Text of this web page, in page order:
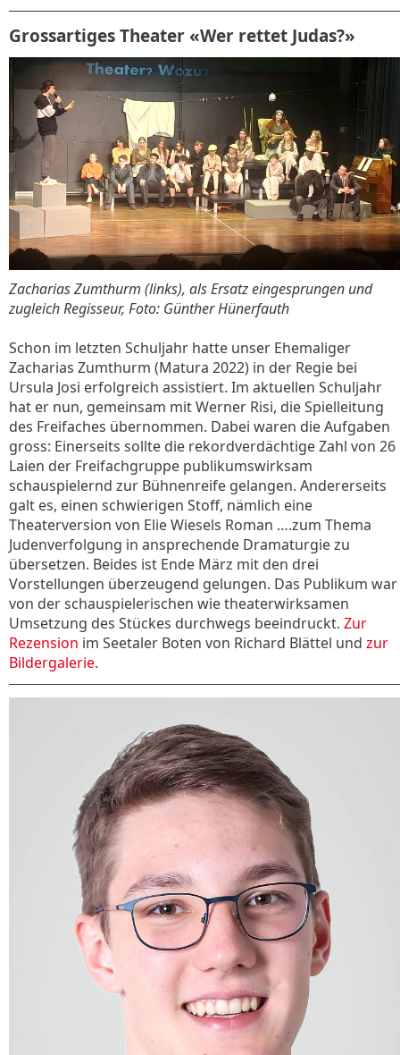
Grossartiges Theater «Wer rettet Judas?»
Zacharias Zumthurm (links), als Ersatz eingesprungen und
zugleich Regisseur, Foto: Günther Hünerfauth
Schon im letzten Schuljahr hatte unser Ehemaliger
Zacharias Zumthurm (Matura 2022) in der Regie bei
Ursula Josi erfolgreich assistiert. Im aktuellen Schuljahr
hat er nun, gemeinsam mit Werner Risi, die Spielleitung
des Freifaches übernommen. Dabei waren die Aufgaben
gross: Einerseits sollte die rekordverdächtige Zahl von 26
Laien der Freifachgruppe publikumswirksam
schauspielernd zur Bühnenreife gelangen. Andererseits
galt es, einen schwierigen Stoff, nämlich eine
Theaterversion von Elie Wiesels Roman ….zum Thema
Judenverfolgung in ansprechende Dramaturgie zu
übersetzen. Beides ist Ende März mit den drei
Vorstellungen überzeugend gelungen. Das Publikum war
von der schauspielerischen wie theaterwirksamen
Umsetzung des Stückes durchwegs beeindruckt. Zur
Rezension im Seetaler Boten von Richard Blättel und zur
Bildergalerie.